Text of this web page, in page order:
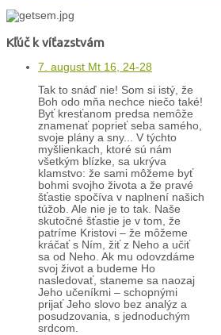
Kľúč k víťazstvám
7. august Mt 16, 24-28
Tak to snáď nie! Som si istý, že
Boh odo mňa nechce niečo také!
Byť kresťanom predsa nemôže
znamenať poprieť seba samého,
svoje plány a sny... V týchto
myšlienkach, ktoré sú nám
všetkým blízke, sa ukrýva
klamstvo: že sami môžeme byť
bohmi svojho života a že pravé
šťastie spočíva v naplnení našich
túžob. Ale nie je to tak. Naše
skutočné šťastie je v tom, že
patríme Kristovi – že môžeme
kráčať s Ním, žiť z Neho a učiť
sa od Neho. Ak mu odovzdáme
svoj život a budeme Ho
nasledovať, staneme sa naozaj
Jeho učeníkmi – schopnými
prijať Jeho slovo bez analýz a
posudzovania, s jednoduchým
srdcom.